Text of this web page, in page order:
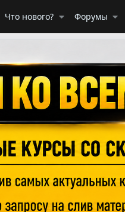
Что нового? Форумы